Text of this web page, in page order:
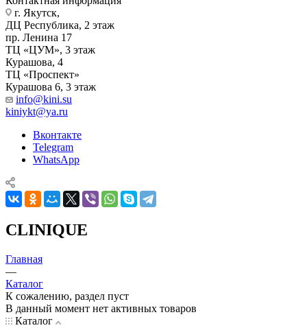
г. Якутск, ​‌
ДЦ Республика, 2 этаж
‌‌пр. Ленина 17
‌ТЦ «ЦУМ», 3 этаж
‌Курашова, 4
ТЦ «Проспект»
Курашова 6, 3 этаж
info@kini.su
kiniykt@ya.ru
Вконтакте
Telegram
WhatsApp
CLINIQUE
Главная
—
Каталог
К сожалению, раздел пуст
В данный момент нет активных товаров
Каталог